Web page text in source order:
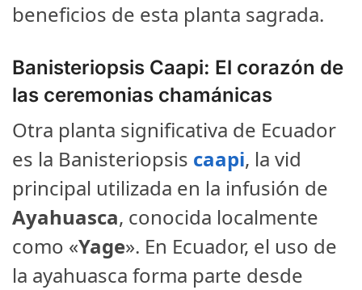
beneficios de esta planta sagrada.
Banisteriopsis Caapi: El corazón de
las ceremonias chamánicas
Otra planta significativa de Ecuador
es la Banisteriopsis caapi, la vid
principal utilizada en la infusión de
Ayahuasca, conocida localmente
como «Yage». En Ecuador, el uso de
la ayahuasca forma parte desde